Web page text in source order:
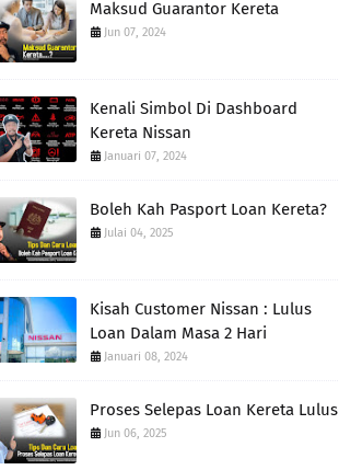
Maksud Guarantor Kereta
Jun 07, 2024
Kenali Simbol Di Dashboard
Kereta Nissan
Januari 07, 2024
Boleh Kah Pasport Loan Kereta?
Julai 04, 2025
Kisah Customer Nissan : Lulus
Loan Dalam Masa 2 Hari
Januari 08, 2024
Proses Selepas Loan Kereta Lulus
Jun 06, 2025